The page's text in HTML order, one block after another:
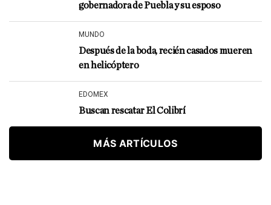
gobernadora de Puebla y su esposo
MUNDO
Después de la boda, recién casados mueren
en helicóptero
EDOMEX
Buscan rescatar El Colibrí
MÁS ARTÍCULOS